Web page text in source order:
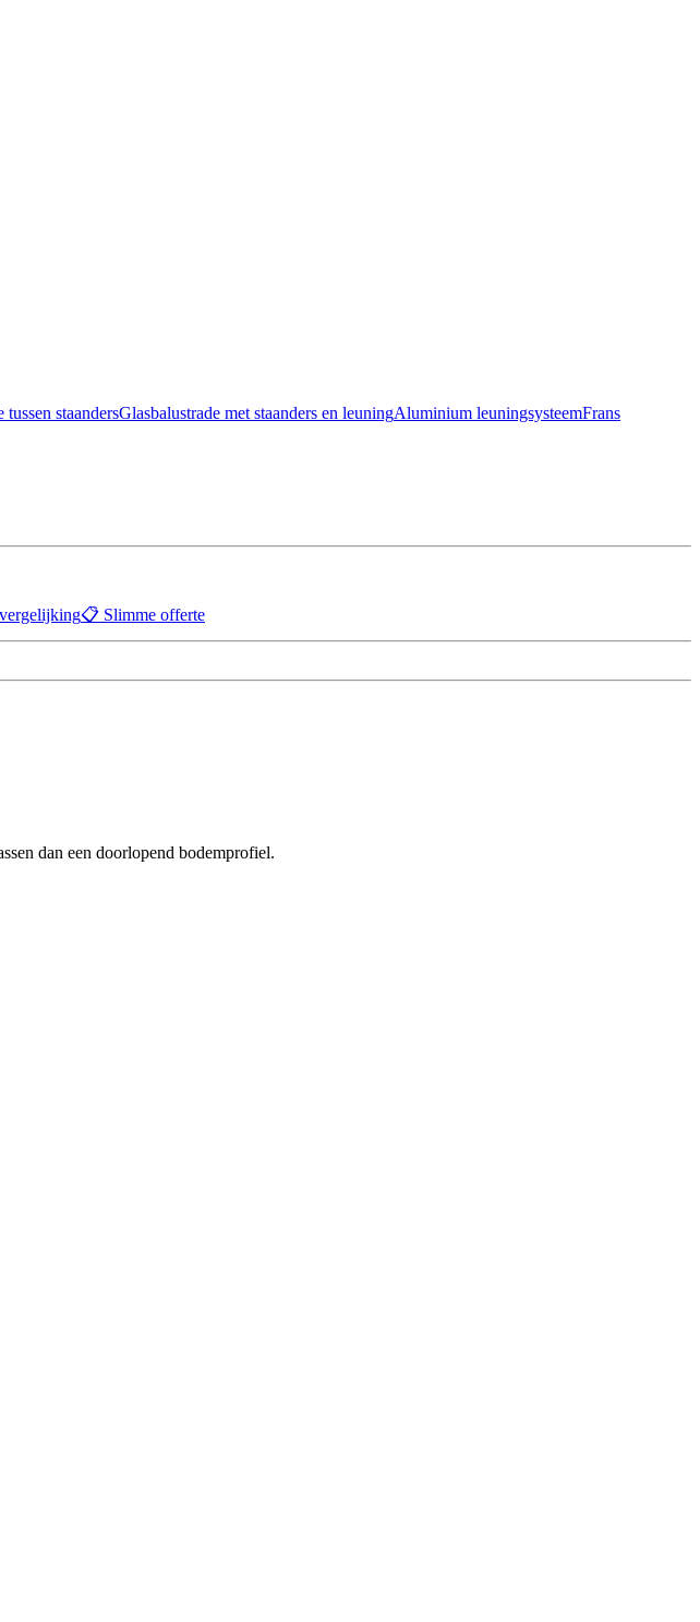
tussen staandersGlasbalustrade met staanders en leuningAluminium leuningsysteemFrans
📋 Slimme offerte
dan een doorlopend bodemprofiel.